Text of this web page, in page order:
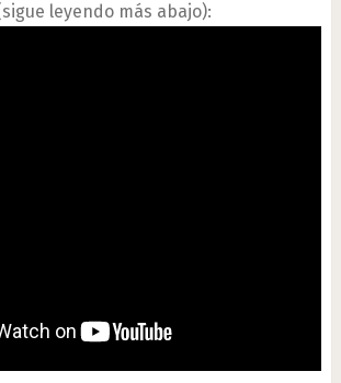
leyendo más abajo):